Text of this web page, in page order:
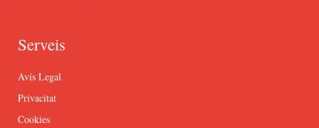
Serveis
Avís Legal
Privacitat
Cookies